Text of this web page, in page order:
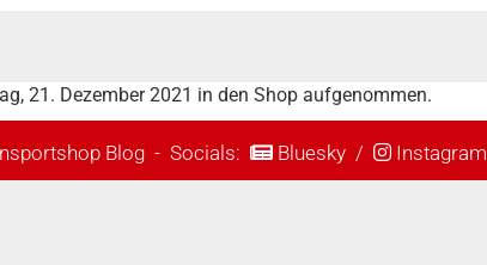
21. Dezember 2021 in den Shop aufgenommen.
Blog- Socials: Bluesky/ Instagram